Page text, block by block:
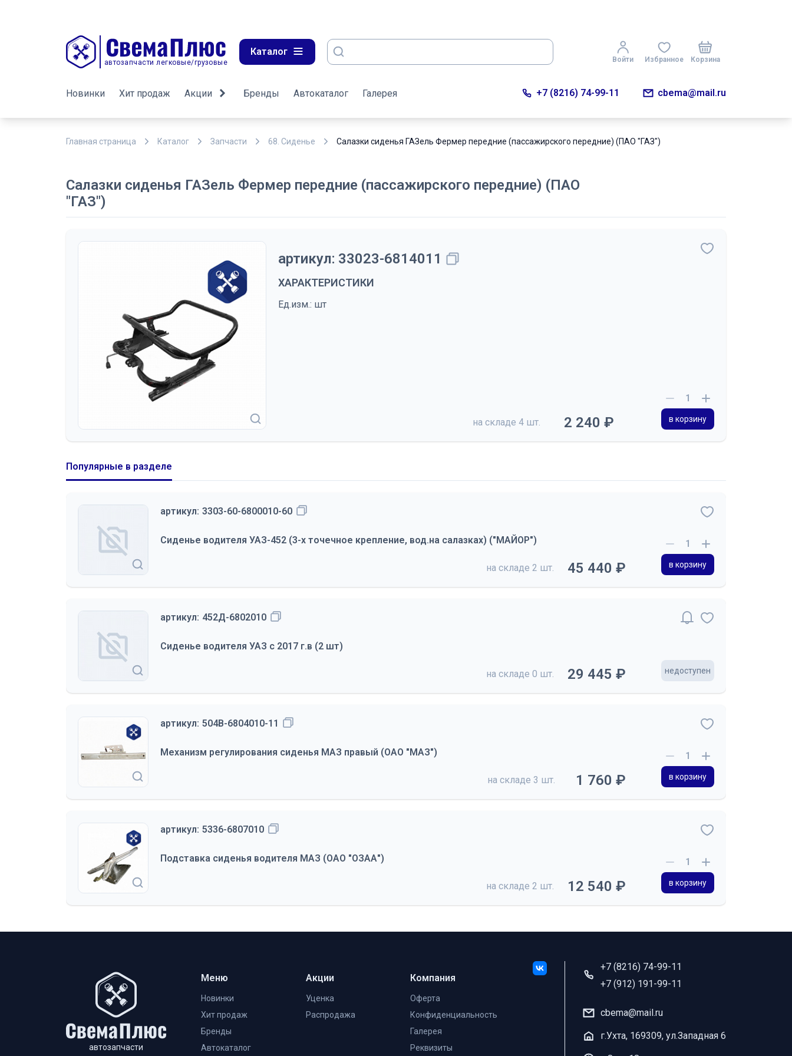
автозапчасти легковые/грузовые
Каталог
Войти Избранное Корзина
Новинки Хит продаж Акции Бренды Автокаталог Галерея +7 (8216) 74-99-11 cbema@mail.ru
Главная страница Каталог Запчасти 68. Сиденье Салазки сиденья ГАЗель Фермер передние (пассажирского передние) (ПАО "ГАЗ")
Салазки сиденья ГАЗель Фермер передние (пассажирского передние) (ПАО
"ГАЗ")
артикул: 33023-6814011
ХАРАКТЕРИСТИКИ
Ед.изм.: шт
на складе 4 шт. 2 240 ₽ в корзину
Популярные в разделе
артикул: 3303-60-6800010-60
Сиденье водителя УАЗ-452 (3-х точечное крепление, вод.на салазках) ("МАЙОР")
на складе 2 шт. 45 440 ₽ в корзину
артикул: 452Д-6802010
Сиденье водителя УАЗ с 2017 г.в (2 шт)
на складе 0 шт. 29 445 ₽ недоступен
артикул: 504В-6804010-11
Механизм регулирования сиденья МАЗ правый (ОАО "МАЗ")
на складе 3 шт. 1 760 ₽ в корзину
артикул: 5336-6807010
Подставка сиденья водителя МАЗ (ОАО "ОЗАА")
на складе 2 шт. 12 540 ₽ в корзину
автозапчасти
Меню
Новинки
Хит продаж
Бренды
Автокаталог
Акции
Уценка
Распродажа
Компания
Оферта
Конфиденциальность
Галерея
Реквизиты
+7 (8216) 74-99-11
+7 (912) 191-99-11
cbema@mail.ru
г.Ухта, 169309, ул.Западная 6